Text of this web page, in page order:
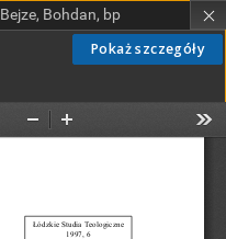
Pokaż szczegóły
Bejze, Bohdan, bp